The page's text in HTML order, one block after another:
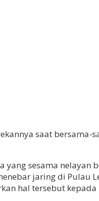
saat
sesama
jaring di Pulau
hal tersebut